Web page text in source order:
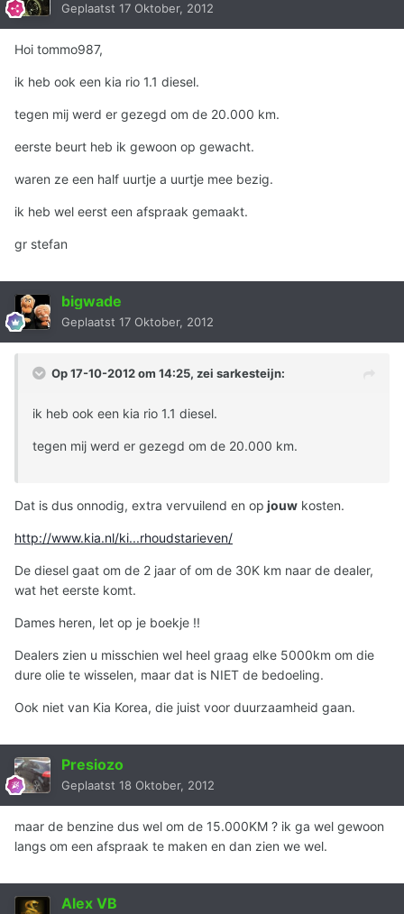
Geplaatst 17 Oktober, 2012
Hoi tommo987,
ik heb ook een kia rio 1.1 diesel.
tegen mij werd er gezegd om de 20.000 km.
eerste beurt heb ik gewoon op gewacht.
waren ze een half uurtje a uurtje mee bezig.
ik heb wel eerst een afspraak gemaakt.
gr stefan
bigwade
Geplaatst 17 Oktober, 2012
Op 17-10-2012 om 14:25, zei sarkesteijn:
ik heb ook een kia rio 1.1 diesel.
tegen mij werd er gezegd om de 20.000 km.
Dat is dus onnodig, extra vervuilend en op jouw kosten.
http://www.kia.nl/ki...rhoudstarieven/
De diesel gaat om de 2 jaar of om de 30K km naar de dealer,
wat het eerste komt.
Dames heren, let op je boekje !!
Dealers zien u misschien wel heel graag elke 5000km om die
dure olie te wisselen, maar dat is NIET de bedoeling.
Ook niet van Kia Korea, die juist voor duurzaamheid gaan.
Presiozo
Geplaatst 18 Oktober, 2012
maar de benzine dus wel om de 15.000KM ? ik ga wel gewoon
langs om een afspraak te maken en dan zien we wel.
Alex VB